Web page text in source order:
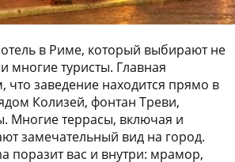
в Риме, который выбирают не
многие туристы. Главная
что заведение находится прямо в
Колизей, фонтан Треви,
Многие террасы, включая и
замечательный вид на город.
поразит вас и внутри: мрамор,